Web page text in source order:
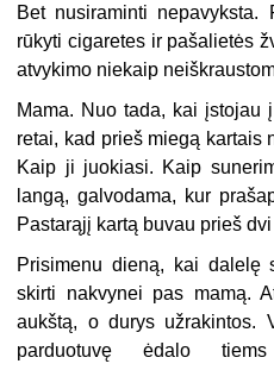
Bet nusiraminti nepavyksta.
rūkyti cigaretes ir pašalietės
atvykimo niekaip
Mama. Nuo tada, kai įstojau
retai, kad prieš miegą kartais
Kaip ji juokiasi. Kaip
langą, galvodama, kur
Pastarąjį kartą buvau prieš
Prisimenu dieną, kai dalelę
skirti nakvynei pas mamą.
aukštą, o durys užrakintos.
parduotuvę ėdalo